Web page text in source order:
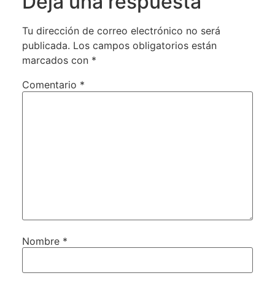
Tu dirección de correo electrónico no será
publicada. Los campos obligatorios están
marcados con *
Comentario *
Nombre *